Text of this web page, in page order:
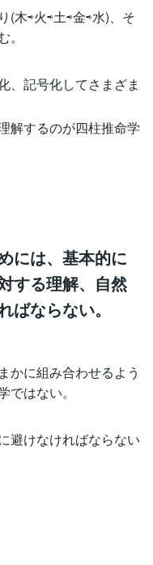
(木⇨火⇨土⇨金⇨水)、そ
、記号化してさまざま
解するのが四柱推命学
には、基本的に
する理解、自然
ばならない。
かに組み合わせるよう
はない。
避けなければならない